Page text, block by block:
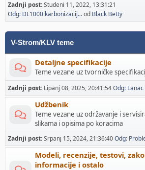
Zadnji post:Studeni 11, 2022, 13:31:21
Odg: DL1000 karbonizacij...od Black Betty
V-Strom/KLV teme
Detaljne specifikacije
Teme vezane uz tvorničke
Zadnji post: Lipanj 08, 2025, 20:41:54Odg:
Udžbenik
Teme vezane uz održavanje i
slikama i opisima po koracima
Zadnji post:Srpanj 15, 2024, 21:36:40Odg:
Modeli, recenzije, testovi,
informacije i ostalo